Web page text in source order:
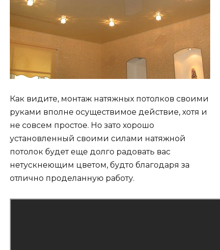
Как видите, монтаж натяжных потолков своими
руками вполне осуществимое действие, хотя и
не совсем простое. Но зато хорошо
установленный своими силами натяжной
потолок будет еще долго радовать вас
нетускнеющим цветом, будто благодаря за
отлично проделанную работу.